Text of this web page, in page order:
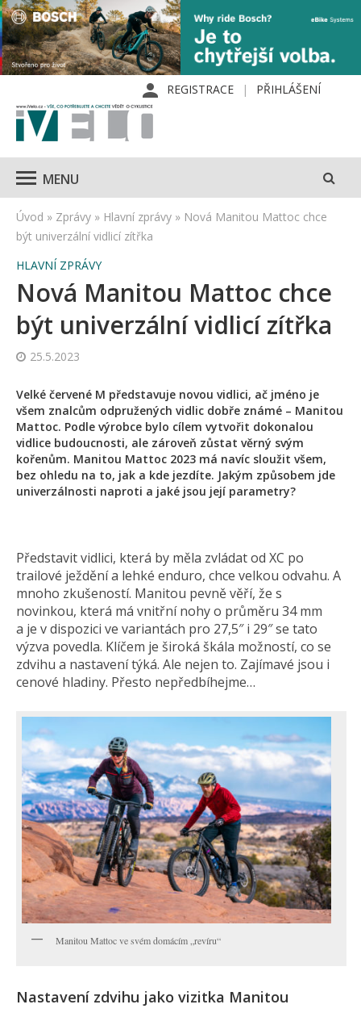
REGISTRACE PŘIHLÁŠENÍ
MENU
Úvod » Zprávy » Hlavní zprávy » Nová Manitou Mattoc chce
být univerzální vidlicí zítřka
HLAVNÍ ZPRÁVY
Nová Manitou Mattoc chce
být univerzální vidlicí zítřka
25.5.2023
Velké červené M představuje novou vidlici, ač jméno je
všem znalcům odpružených vidlic dobře známé – Manitou
Mattoc. Podle výrobce bylo cílem vytvořit dokonalou
vidlice budoucnosti, ale zároveň zůstat věrný svým
kořenům. Manitou Mattoc 2023 má navíc sloužit všem,
bez ohledu na to, jak a kde jezdíte. Jakým způsobem jde
univerzálnosti naproti a jaké jsou její parametry?
Představit vidlici, která by měla zvládat od XC po
trailové ježdění a lehké enduro, chce velkou odvahu. A
mnoho zkušeností. Manitou pevně věří, že s
novinkou, která má vnitřní nohy o průměru 34 mm
a je v dispozici ve variantách pro 27,5″ i 29″ se tato
výzva povedla. Klíčem je široká škála možností, co se
zdvihu a nastavení týká. Ale nejen to. Zajímavé jsou i
cenové hladiny. Přesto nepředbíhejme…
Manitou Mattoc ve svém domácím „revíru“
Nastavení zdvihu jako vizitka Manitou